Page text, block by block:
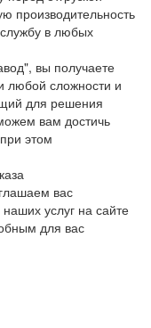
производительность
в любых
вы получаете
любой сложности и
для решения
вам достичь
этом
вас
услуг на сайте
для вас